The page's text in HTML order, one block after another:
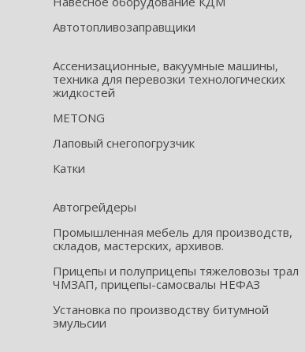
Автотопливозаправщики
Ассенизационные, вакуумные машины,
техника для перевозки технологических
жидкостей
METONG
Лаповый снегопогрузчик
Катки
Автогрейдеры
Промышленная мебель для производств,
складов, мастерских, архивов.
Прицепы и полуприцепы тяжеловозы трал
ЧМЗАП, прицепы-самосвалы НЕФАЗ
Установка по производству битумной
эмульсии